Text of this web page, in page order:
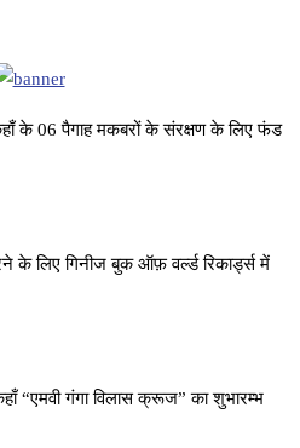
के 06 पैगाह मकबरों के संरक्षण के लिए फंड
के लिए गिनीज बुक ऑफ़ वर्ल्ड रिकार्ड्स में
“एमवी गंगा विलास क्रूज” का शुभारम्भ